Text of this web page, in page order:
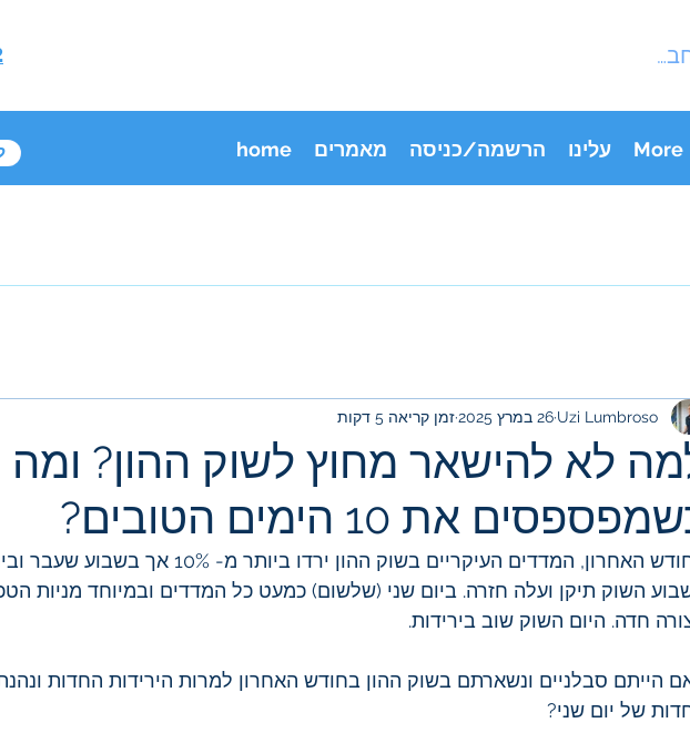
home מאמרים הרשמה/כניסה עלינו More
לא להישאר מחוץ לשוק ההון? ומה
את 10 הימים הטובים?
Uzi Lumbroso 26 במרץ 2025 זמן קריאה 5 דקות
בחודש האחרון, המדדים העיקריים בשוק ההון ירדו ביותר מ- 10% אך
השוק תיקן ועלה חזרה. ביום שני (שלשום) כמעט כל המדדים ובמיוחד מניות
חדה. היום השוק שוב בירידות.
הייתם סבלניים ונשארתם בשוק ההון בחודש האחרון למרות הירידות החדות
של יום שני?